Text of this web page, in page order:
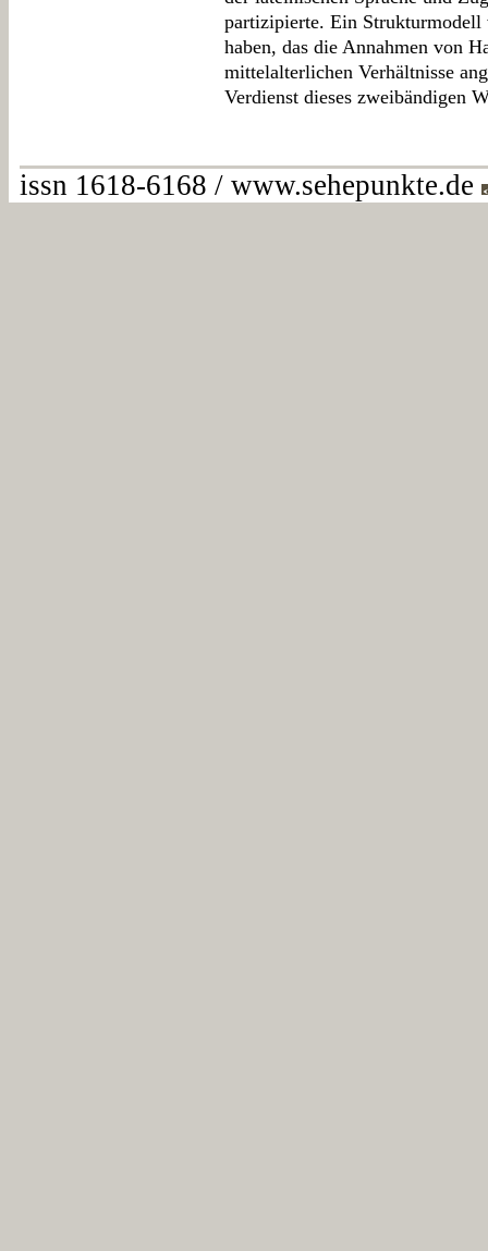
partizipierte. Ein
haben, das die Annahmen von
mittelalterlichen Verhältnisse
Verdienst dieses zweibändigen
issn 1618-6168 / www.sehepunkte.de